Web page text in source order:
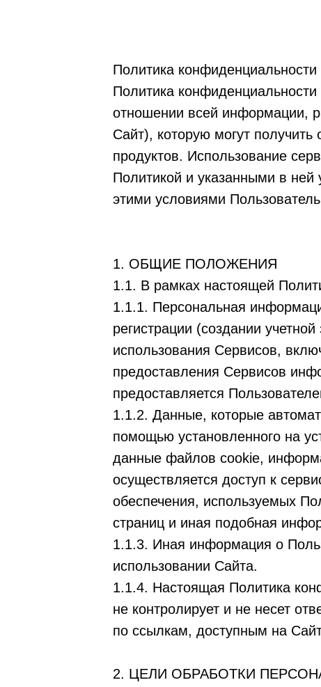
Политика
Политика
отношении всей информации,
Сайт), которую могут
продуктов. Использование
Политикой и указанными в ней
этими условиями
1. ОБЩИЕ ПОЛОЖЕНИЯ
1.1. В рамках настоящей
1.1.1. Персональная
регистрации (создании
использования Сервисов,
предоставления Сервисов
предоставляется
1.1.2. Данные, которые
помощью установленного на
данные файлов cookie,
осуществляется доступ к
обеспечения, используемых
страниц и иная подобная
1.1.3. Иная информация о
использовании Сайта.
1.1.4. Настоящая Политика
не контролирует и не несет
по ссылкам, доступным на
2. ЦЕЛИ ОБРАБОТКИ